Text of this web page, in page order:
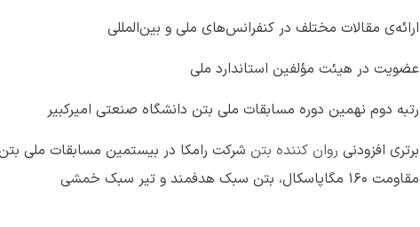
ارائه‌ی مقالات مختلف در کنفرانس‌های ملی و بین‌المللی
عضویت در هیئت مؤلفین استاندارد ملی
رتبه دوم نهمین دوره مسابقات ملی بتن دانشگاه صنعتی امیرکبیر
برتری افزودنی روان کننده بتنشرکت رامکا در بیستمین مسابقات ملی بتن
مقاومت 160 مگاپاسکال، بتن سبک هدفمند و تیر سبک خمشی